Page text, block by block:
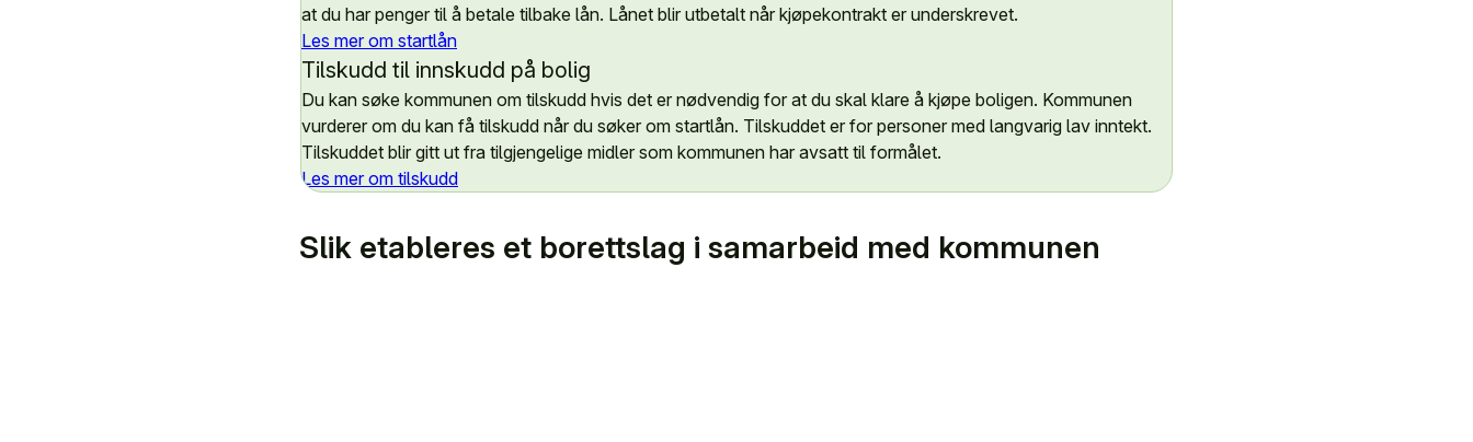
at du har penger til å betale tilbake lån. Lånet blir utbetalt når kjøpekontrakt er underskrevet.
Les mer om startlån
Tilskudd til innskudd på bolig
Du kan søke kommunen om tilskudd hvis det er nødvendig for at du skal klare å kjøpe boligen. Kommunen
vurderer om du kan få tilskudd når du søker om startlån. Tilskuddet er for personer med langvarig lav inntekt.
Tilskuddet blir gitt ut fra tilgjengelige midler som kommunen har avsatt til formålet.
Les mer om tilskudd
Slik etableres et borettslag i samarbeid med kommunen